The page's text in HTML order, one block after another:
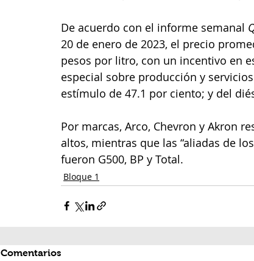
De acuerdo con el informe semanal
20 de enero de 2023, el precio
pesos por litro, con un incentivo en
especial sobre producción y
estímulo de 47.1 por ciento; y del
Por marcas, Arco, Chevron y Akron
altos, mientras que las “aliadas de
fueron G500, BP y Total.
Bloque 1
Comentarios